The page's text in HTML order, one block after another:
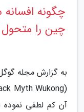
چگونه
چین را متحول
به گزارش مجله